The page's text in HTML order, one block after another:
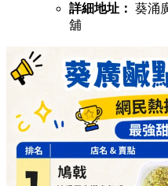
詳細地址： 葵涌
舖